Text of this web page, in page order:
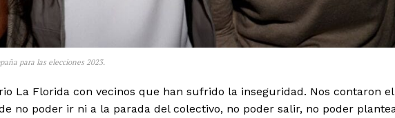
para las elecciones 2023.
La Florida con vecinos que han sufrido la inseguridad. Nos contaron el
no poder ir ni a la parada del colectivo, no poder salir, no poder